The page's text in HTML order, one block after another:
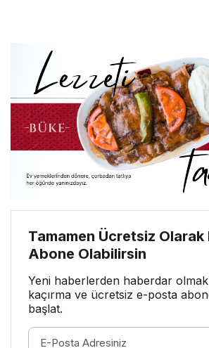
Tamamen Ücretsiz Olarak
Abone Olabilirsin
Yeni haberlerden haberdar olmak
kaçırma ve ücretsiz e-posta
başlat.